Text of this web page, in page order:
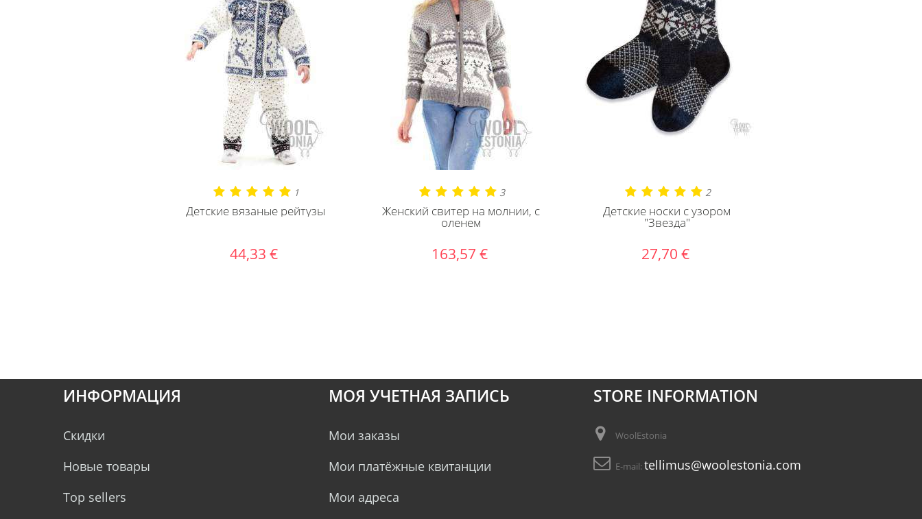
1
Детские вязаные рейтузы
44,33 €
3
Женский свитер на молнии, с
оленем
163,57 €
2
Детские носки с узором
"Звезда"
27,70 €
ИНФОРМАЦИЯ
Скидки
Новые товары
Top sellers
МОЯ УЧЕТНАЯ ЗАПИСЬ
Мои заказы
Мои платёжные квитанции
Мои адреса
STORE INFORMATION
WoolEstonia
E-mail:tellimus@woolestonia.com